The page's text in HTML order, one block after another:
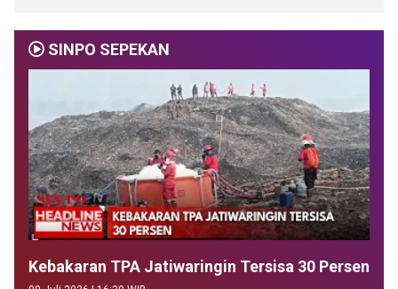
SINPO SEPEKAN
Kebakaran TPA Jatiwaringin Tersisa 30 Persen